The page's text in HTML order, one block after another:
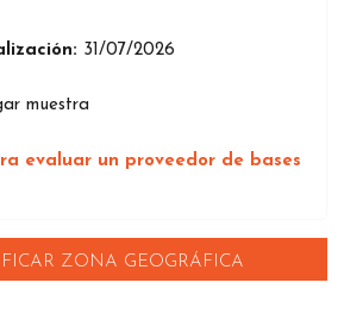
31/07/2026
muestra
evaluar un proveedor de bases
ZONA GEOGRÁFICA